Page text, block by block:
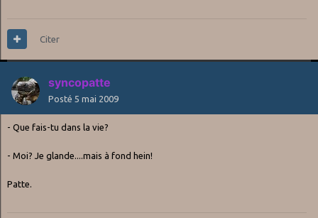
Citer
syncopatte
Posté 5 mai 2009
- Que fais-tu dans la vie?
- Moi? Je glande....mais à fond hein!
Patte.